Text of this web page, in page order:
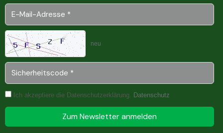
neu
Ich akzeptiere die Datenschutzerklärung. Datenschutz
Zum Newsletter anmelden